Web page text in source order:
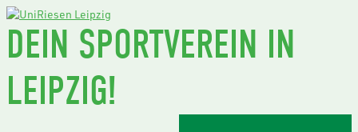
DEIN SPORTVEREIN IN
LEIPZIG!